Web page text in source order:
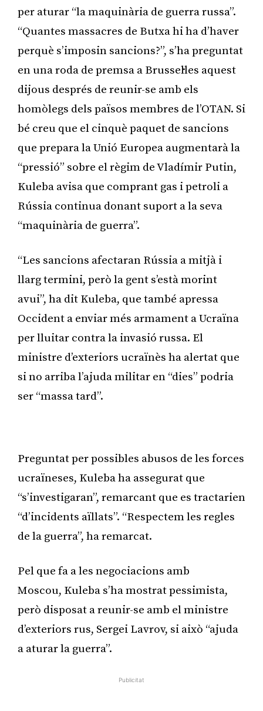
per aturar “la maquinària de guerra russa”.
“Quantes massacres de Butxa hi ha d’haver
perquè s’imposin sancions?”, s’ha preguntat
en una roda de premsa a Brussel·les aquest
dijous després de reunir-se amb els
homòlegs dels països membres de l’OTAN. Si
bé creu que el cinquè paquet de sancions
que prepara la Unió Europea augmentarà la
“pressió” sobre el règim de Vladímir Putin,
Kuleba avisa que comprant gas i petroli a
Rússia continua donant suport a la seva
“maquinària de guerra”.
“Les sancions afectaran Rússia a mitjà i
llarg termini, però la gent s’està morint
avui”, ha dit Kuleba, que també apressa
Occident a enviar més armament a Ucraïna
per lluitar contra la invasió russa. El
ministre d’exteriors ucraïnès ha alertat que
si no arriba l’ajuda militar en “dies” podria
ser “massa tard”.
Preguntat per possibles abusos de les forces
ucraïneses, Kuleba ha assegurat que
“s’investigaran”, remarcant que es tractarien
“d’incidents aïllats”. “Respectem les regles
de la guerra”, ha remarcat.
Pel que fa a les negociacions amb
Moscou, Kuleba s’ha mostrat pessimista,
però disposat a reunir-se amb el ministre
d’exteriors rus, Sergei Lavrov, si això “ajuda
a aturar la guerra”.
Publicitat